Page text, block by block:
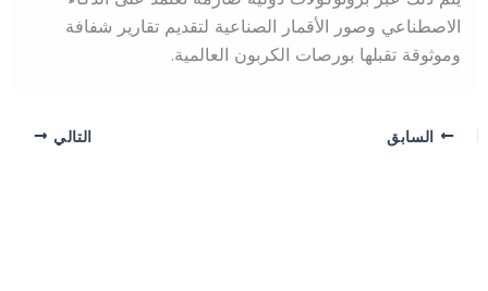
الاصطناعي وصور الأقمار الصناعية لتقديم تقارير شفافة
وموثوقة تقبلها بورصات الكربون العالمية.
السابق التالي